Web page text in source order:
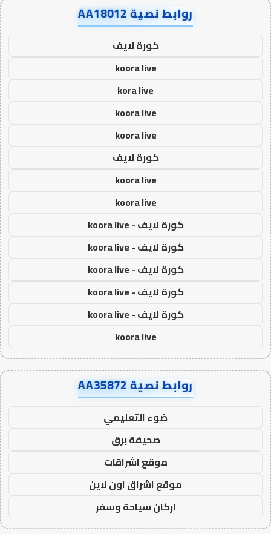
روابط نصية AA18012
كورة لايف
koora live
kora live
koora live
koora live
كورة لايف
koora live
koora live
كورة لايف - koora live
كورة لايف - koora live
كورة لايف - koora live
كورة لايف - koora live
كورة لايف - koora live
koora live
روابط نصية AA35872
ضوء التعليمي
صحيفة برق
موقع اشراقات
موقع اشراق اون لاين
اركان سياحة وسفر